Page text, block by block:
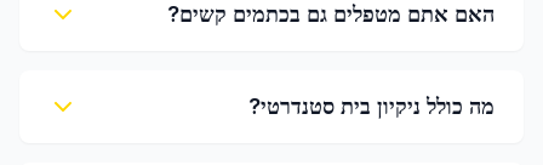
האם אתם מטפלים גם בכתמים קשים?
מה כולל ניקיון בית סטנדרטי?